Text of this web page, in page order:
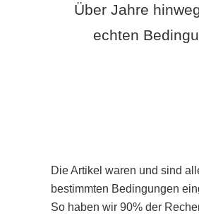
Über Jahre
echten
Die Artikel waren und sind
bestimmten Bedingungen
So haben wir 90% der